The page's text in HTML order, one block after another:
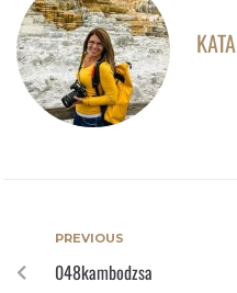
KATA
PREVIOUS
048kambodzsa